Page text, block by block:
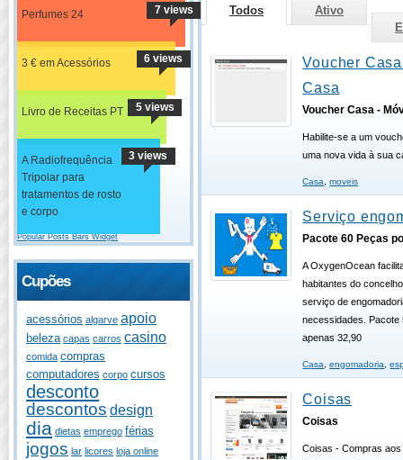
Perfumes 24 7 views
3 € em Acessórios 6 views
Livro de Receitas PT 5 views
A Radiofrequência
Tripolar para
tratamentos de rosto
e corpo
3 views
Popular Posts Bars Widget
Cupões
acessórios algarve apoio
beleza capas carros casino
comida compras
computadores corpo cursos
desconto
descontos design
dia dietas emprego férias
jogos lar licores loja online
Todos
Ativo
Voucher
Casa
Voucher Casa -
Habilite-se a um
uma nova vida à sua
Casa,moveis
Serviço
Pacote 60 Peças
A OxygenOcean
habitantes do
serviço de
necessidades. Pacote
apenas 32,90
Casa,engomadoria,
Coisas
Coisas
Coisas - Compras